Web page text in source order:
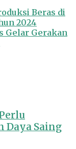
Beras di
2024
Gelar Gerakan
Daya Saing